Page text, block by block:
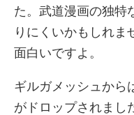
た。武道漫画の独特
りにくいかもしれま
面白いですよ。
ギルガメッシュから
がドロップされまし